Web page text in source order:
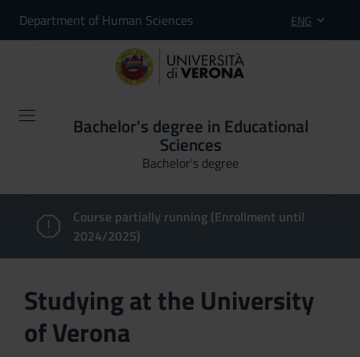
Department of Human Sciences ENG
Bachelor's degree in Educational
Sciences
Bachelor's degree
Course partially running (Enrollment until
2024/2025)
Studying at the University
of Verona